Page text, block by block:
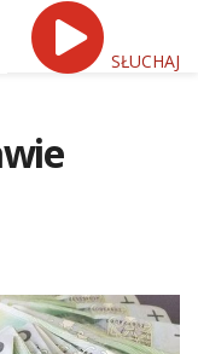
SŁUCHAJ